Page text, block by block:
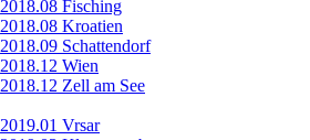
2018.08 Fisching
2018.08 Kroatien
2018.09 Schattendorf
2018.12 Wien
2018.12 Zell am See
2019.01 Vrsar